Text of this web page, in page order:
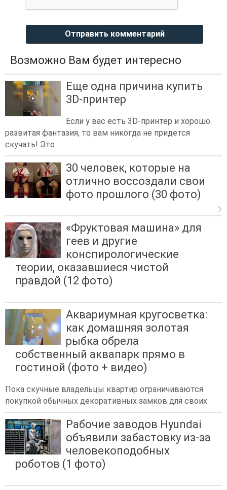
Отправить комментарий
Возможно Вам будет интересно
Еще одна причина купить
3D-принтер
Если у вас есть 3D-принтер и хорошо
развитая фантазия, то вам никогда не придется
скучать! Это
30 человек, которые на
отлично воссоздали свои
фото прошлого (30 фото)
«Фруктовая машина» для
геев и другие
конспирологические
теории, оказавшиеся чистой
правдой (12 фото)
Аквариумная кругосветка:
как домашняя золотая
рыбка обрела
собственный аквапарк прямо в
гостиной (фото + видео)
Пока скучные владельцы квартир ограничиваются
покупкой обычных декоративных замков для своих
Рабочие заводов Hyundai
объявили забастовку из-за
человекоподобных
роботов (1 фото)